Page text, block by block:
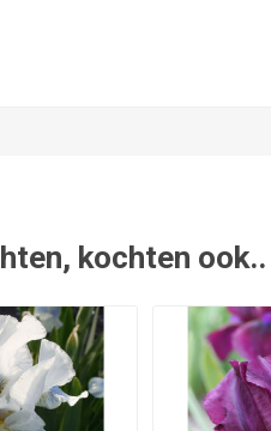
kochten ook..